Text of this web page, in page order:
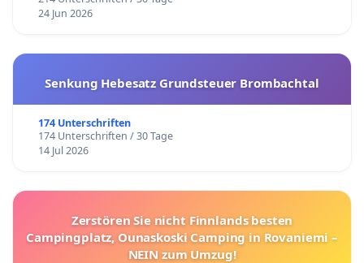
24 Jun 2026
Senkung Hebesatz Grundsteuer Brombachtal
174 Unterschriften
174 Unterschriften / 30 Tage
14 Jul 2026
Zerstören Sie nicht Finnlands besten
Campingplatz, Ounaskoski Camping in Rovaniemi –
NEIN zum Umzug!